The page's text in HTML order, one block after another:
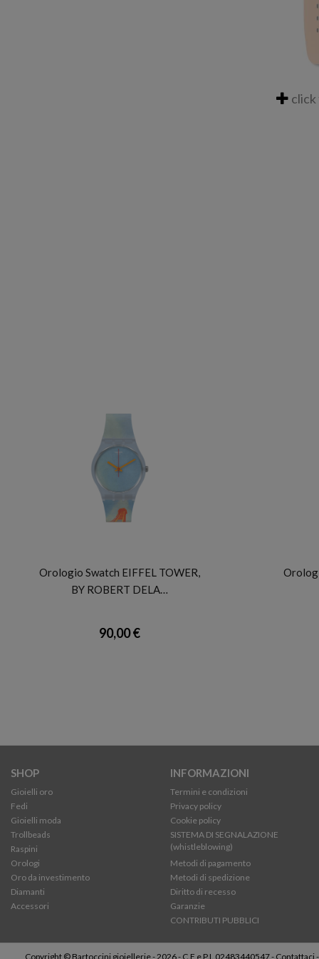
click
Orologio Swatch EIFFEL TOWER,
BY ROBERT DELA…
90,00 €
SHOP
Gioielli oro
Fedi
Gioielli moda
Trollbeads
Raspini
Orologi
Oro da investimento
Diamanti
Accessori
INFORMAZIONI
Termini e condizioni
Privacy policy
Cookie policy
SISTEMA DI SEGNALAZIONE
(whistleblowing)
Metodi di pagamento
Metodi di spedizione
Diritto di recesso
Garanzie
CONTRIBUTI PUBBLICI
Copyright © Bartoccini gioiellerie - 2026 - C.F e P.I. 02483440547 - Contattaci